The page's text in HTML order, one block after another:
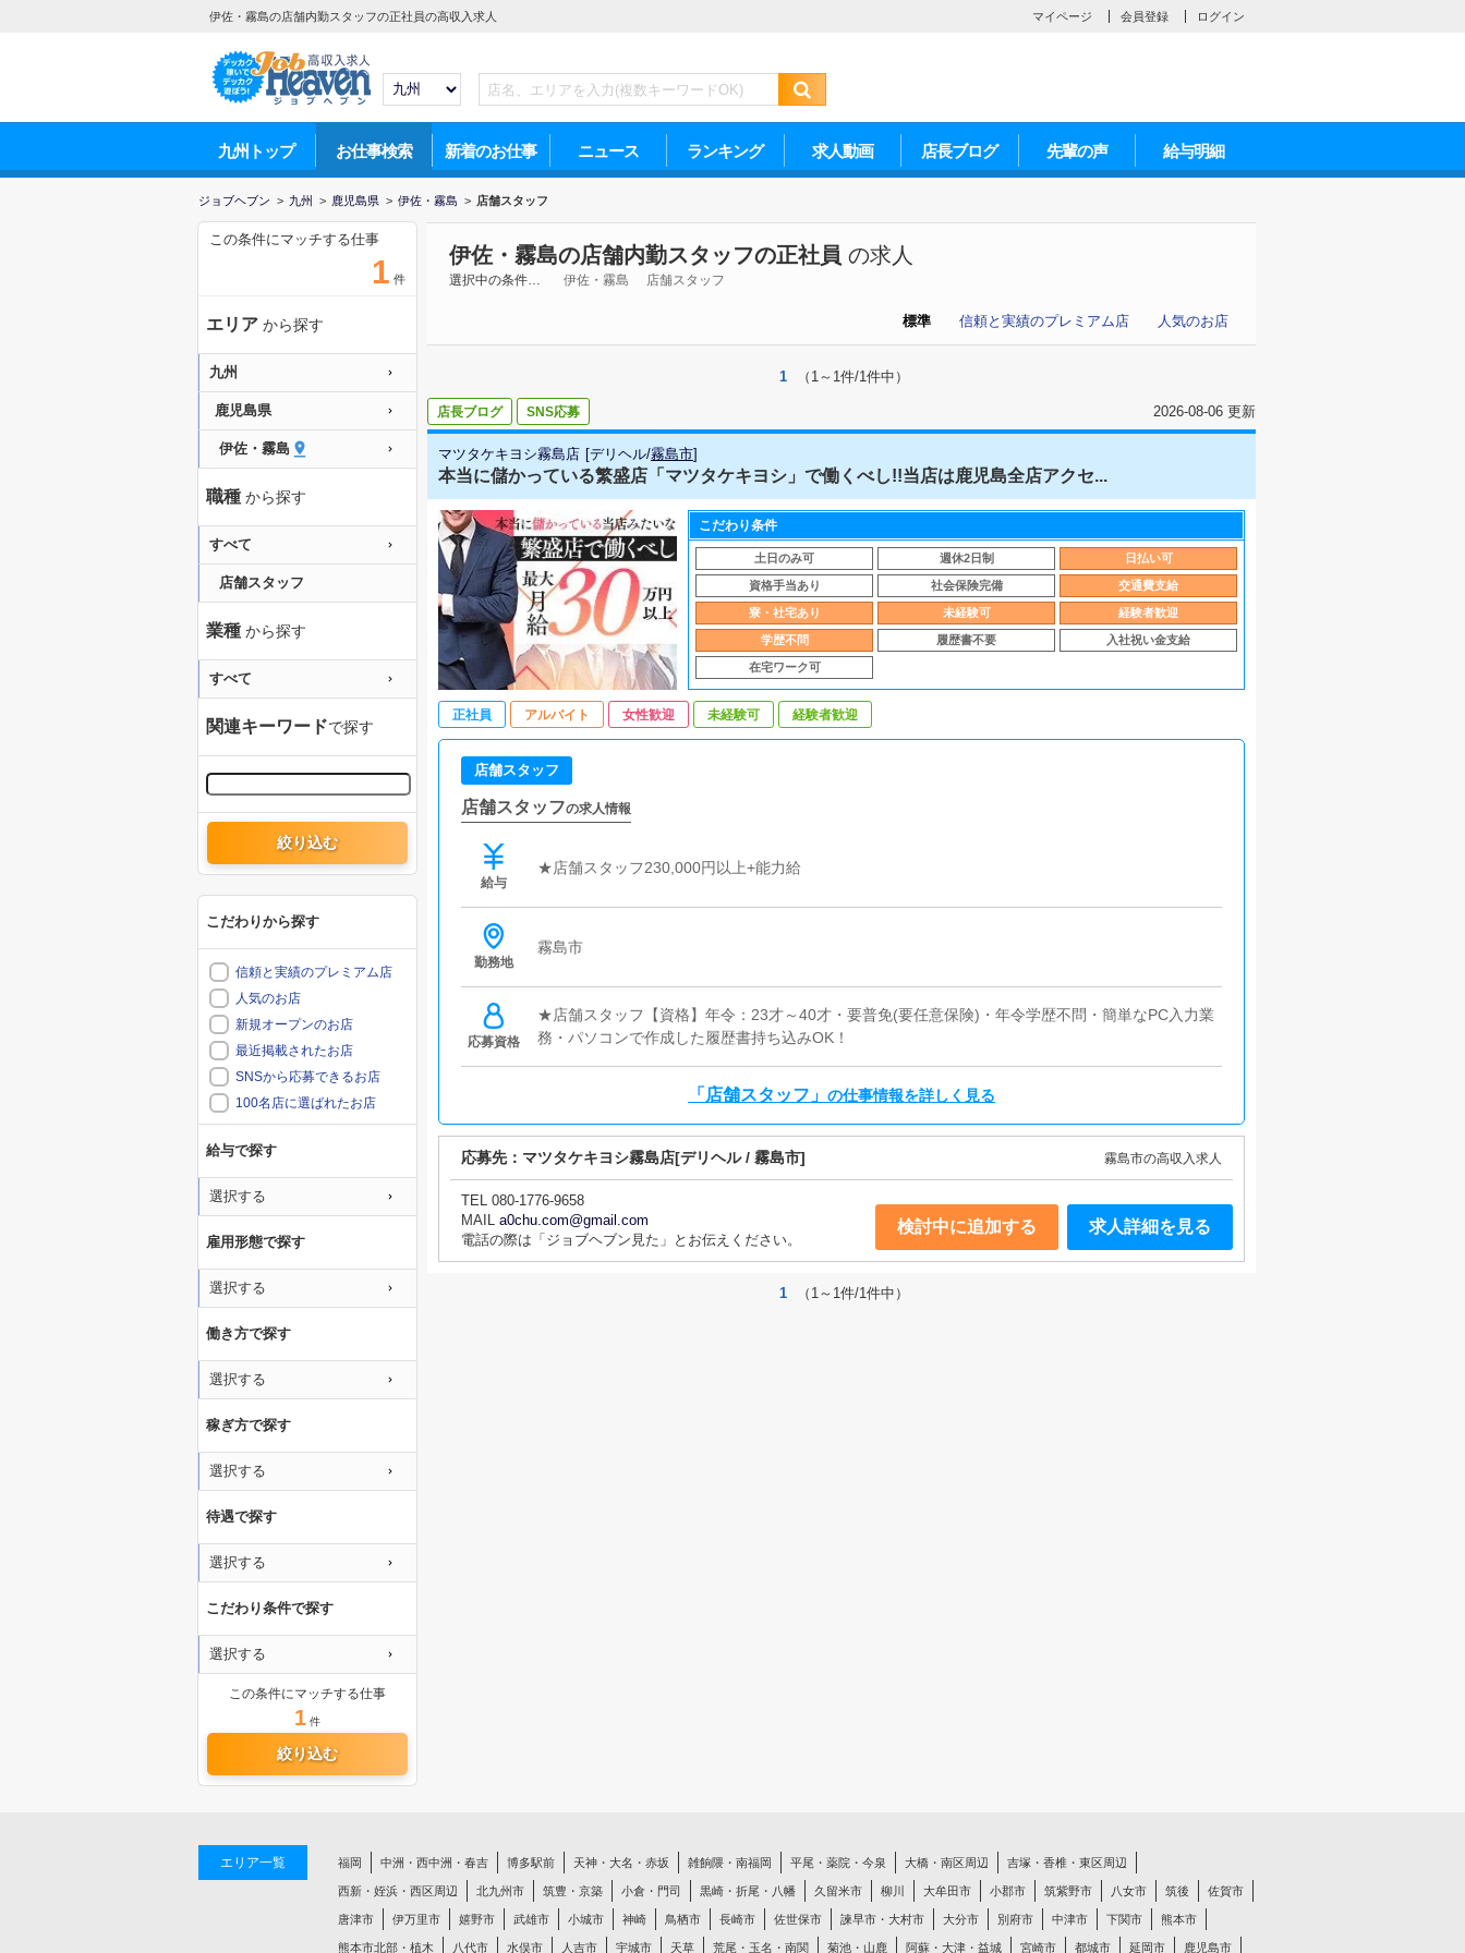
伊佐・霧島の店舗内勤スタッフの正社員の高収入求人 マイページ 会員登録 ログイン
九州トップ お仕事検索 新着のお仕事 ニュース ランキング 求人動画 店長ブログ 先輩の声 給与明細
ジョブヘブン > 九州 > 鹿児島県 > 伊佐・霧島 > 店舗スタッフ
伊佐・霧島の店舗内勤スタッフの正社員 の求人
選択中の条件… 伊佐・霧島 店舗スタッフ
人気のお店
信頼と実績のプレミアム店
標準
1 （1～1件/1件中）
店長ブログ SNS応募 2026-08-06 更新
マツタケキヨシ霧島店 [デリヘル/霧島市]
本当に儲かっている繁盛店「マツタケキヨシ」で働くべし!!当店は鹿児島全店アクセ...
こだわり条件
土日のみ可 週休2日制 日払い可
資格手当あり 社会保険完備 交通費支給
寮・社宅あり 未経験可 経験者歓迎
学歴不問 履歴書不要 入社祝い金支給
在宅ワーク可
正社員 アルバイト 女性歓迎 未経験可 経験者歓迎
店舗スタッフ
店舗スタッフの求人情報
給与
★店舗スタッフ230,000円以上+能力給
勤務地
霧島市
応募資格
★店舗スタッフ【資格】年令：23才～40才・要普免(要任意保険)・年令学歴不問・簡単なPC入力業
務・パソコンで作成した履歴書持ち込みOK！
「店舗スタッフ」 の仕事情報を詳しく見る
応募先： マツタケキヨシ霧島店[デリヘル / 霧島市] 霧島市の高収入求人
TEL 080-1776-9658
MAIL a0chu.com@gmail.com
電話の際は「ジョブヘブン見た」とお伝えください。
検討中に追加する 求人詳細を見る
1 （1～1件/1件中）
この条件にマッチする仕事
1 件
エリア から探す
九州
鹿児島県
伊佐・霧島
職種 から探す
すべて
店舗スタッフ
業種 から探す
すべて
関連キーワードで探す
絞り込む
こだわりから探す
信頼と実績のプレミアム店
人気のお店
新規オープンのお店
最近掲載されたお店
SNSから応募できるお店
100名店に選ばれたお店
給与で探す
選択する
雇用形態で探す
選択する
働き方で探す
選択する
稼ぎ方で探す
選択する
待遇で探す
選択する
こだわり条件で探す
選択する
この条件にマッチする仕事
1 件
絞り込む
エリア一覧 福岡 中洲・西中洲・春吉 博多駅前 天神・大名・赤坂 雑餉隈・南福岡 平尾・薬院・今泉 大橋・南区周辺 吉塚・香椎・東区周辺
西新・姪浜・西区周辺 北九州市 筑豊・京築 小倉・門司 黒崎・折尾・八幡 久留米市 柳川 大牟田市 小郡市 筑紫野市 八女市 筑後 佐賀市
唐津市 伊万里市 嬉野市 武雄市 小城市 神崎 鳥栖市 長崎市 佐世保市 諫早市・大村市 大分市 別府市 中津市 下関市 熊本市
熊本市北部・植木 八代市 水俣市 人吉市 宇城市 天草 荒尾・玉名・南関 菊池・山鹿 阿蘇・大津・益城 宮崎市 都城市 延岡市 鹿児島市